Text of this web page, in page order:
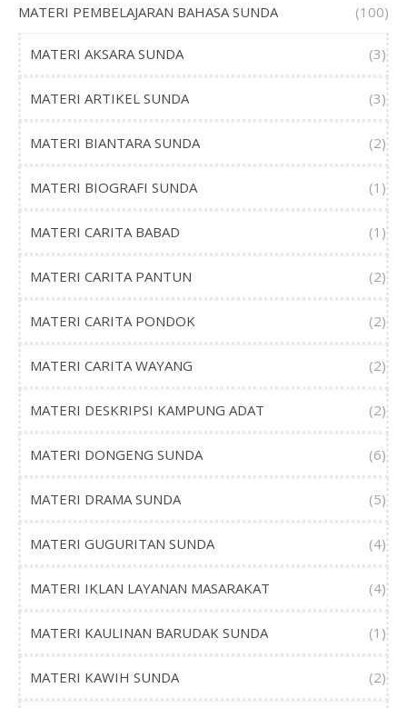
MATERI PEMBELAJARAN BAHASA SUNDA (100)
MATERI AKSARA SUNDA (3)
MATERI ARTIKEL SUNDA (3)
MATERI BIANTARA SUNDA (2)
MATERI BIOGRAFI SUNDA (1)
MATERI CARITA BABAD (1)
MATERI CARITA PANTUN (2)
MATERI CARITA PONDOK (2)
MATERI CARITA WAYANG (2)
MATERI DESKRIPSI KAMPUNG ADAT (2)
MATERI DONGENG SUNDA (6)
MATERI DRAMA SUNDA (5)
MATERI GUGURITAN SUNDA (4)
MATERI IKLAN LAYANAN MASARAKAT (4)
MATERI KAULINAN BARUDAK SUNDA (1)
MATERI KAWIH SUNDA (2)